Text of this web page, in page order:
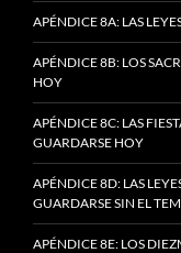
APÉNDICE 8A: LAS
APÉNDICE 8B: LOS
HOY
APÉNDICE 8C: LAS
GUARDARSE HOY
APÉNDICE 8D: LAS
GUARDARSE SIN EL
APÉNDICE 8E: LOS